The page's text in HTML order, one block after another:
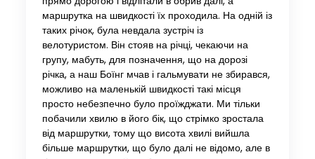
маршрутка на швидкості їх проходила. На одній із
таких річок, була невдала зустріч із
велотуристом. Він стояв на річці, чекаючи на
групу, мабуть, для позначення, що на дорозі
річка, а наш Боїнг мчав і гальмувати не збирався,
можливо на маленькій швидкості такі місця
просто небезпечно було проїжджати. Ми тільки
побачили хвилю в його бік, що стрімко зростала
від маршрутки, тому що висота хвилі вийшла
більше маршрутки, що було далі не відомо, але в